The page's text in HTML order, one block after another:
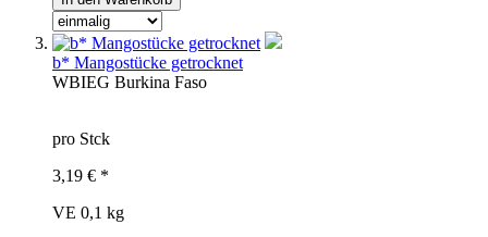
b* Mangostücke getrocknet
WBIEG Burkina Faso
pro Stck
3,19 € *
VE 0,1 kg